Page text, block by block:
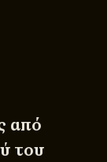
από
του